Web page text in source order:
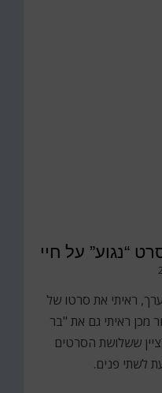
“נגוע” על חיי
צעיר, בגילאי 14 עד 16 לערך, ראיתי את סרטו של
מכן ראיתי גם את "בר
ששלושת הסרטים
לשתי פנים.